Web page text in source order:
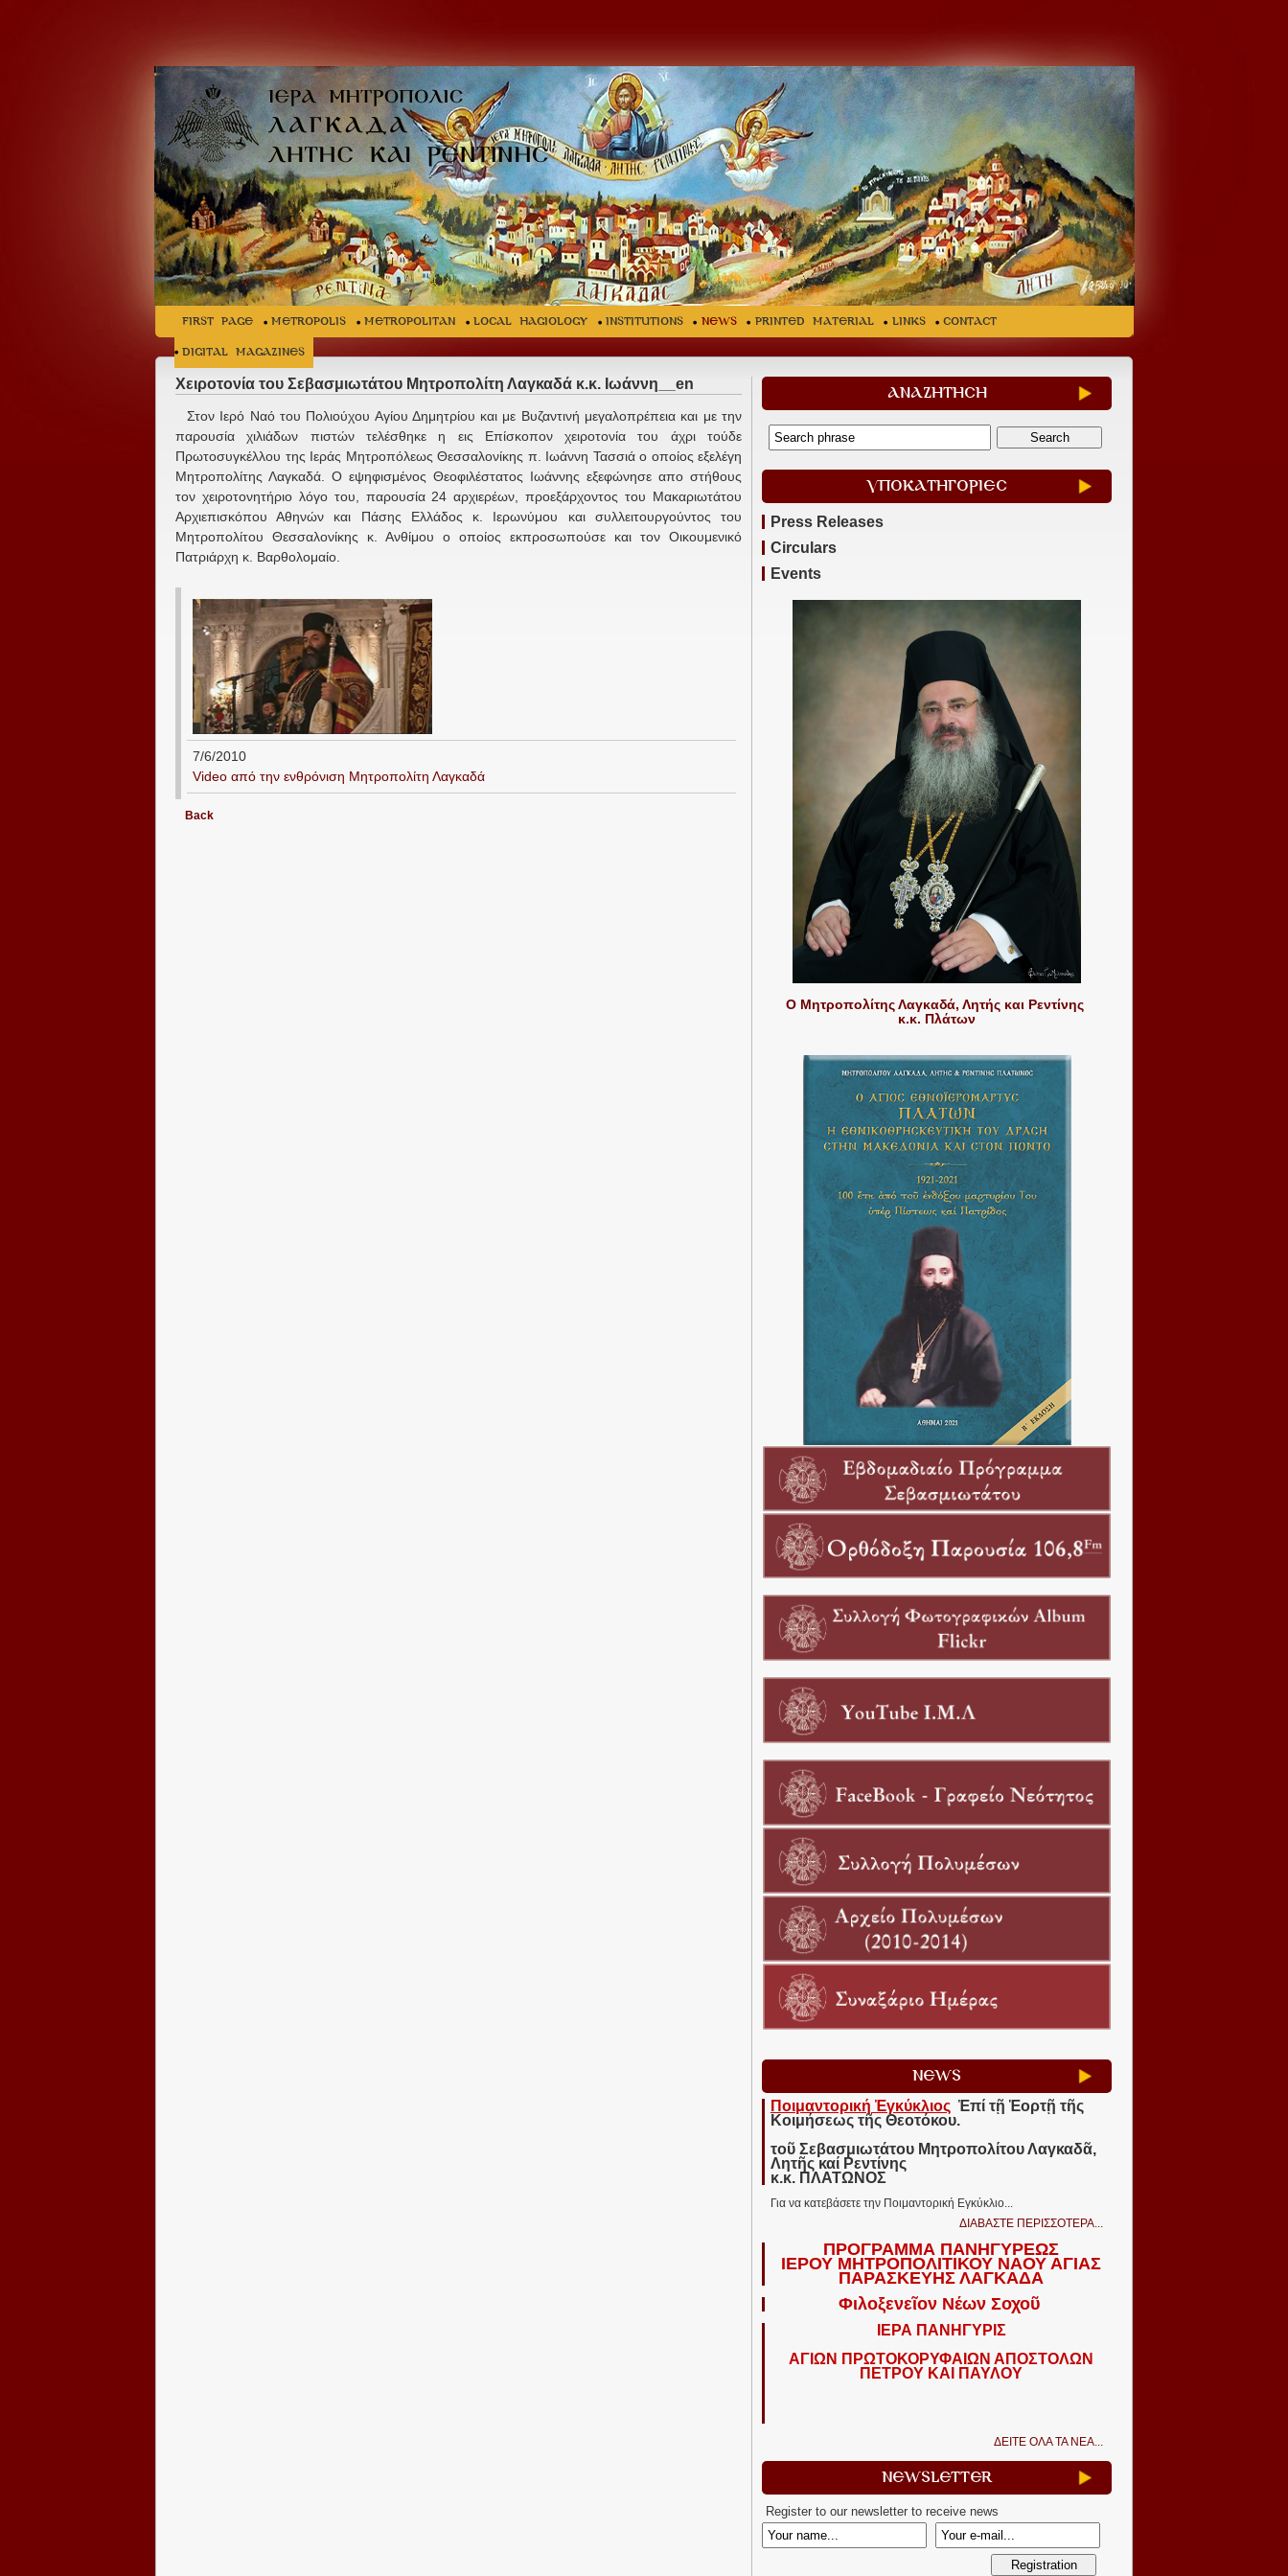
FIRST PAGE METROPOLIS METROPOLITAN LOCAL HAGIOLOGY INSTITUTIONS NEWS Printed Material LINKS CONTACT
Digital Magazines
Χειροτονία του Σεβασμιωτάτου Μητροπολίτη Λαγκαδά κ.κ. Ιωάννη__en
Στον Ιερό Ναό του Πολιούχου Αγίου Δημητρίου και με Βυζαντινή μεγαλοπρέπεια και με την
παρουσία χιλιάδων πιστών τελέσθηκε η εις Επίσκοπον χειροτονία του άχρι τούδε
Πρωτοσυγκέλλου της Ιεράς Μητροπόλεως Θεσσαλονίκης π. Ιωάννη Τασσιά ο οποίος εξελέγη
Μητροπολίτης Λαγκαδά. Ο εψηφισμένος Θεοφιλέστατος Ιωάννης εξεφώνησε απο στήθους
τον χειροτονητήριο λόγο του, παρουσία 24 αρχιερέων, προεξάρχοντος του Μακαριωτάτου
Αρχιεπισκόπου Αθηνών και Πάσης Ελλάδος κ. Ιερωνύμου και συλλειτουργούντος του
Μητροπολίτου Θεσσαλονίκης κ. Ανθίμου ο οποίος εκπροσωπούσε και τον Οικουμενικό
Πατριάρχη κ. Βαρθολομαίο.
7/6/2010
Video από την ενθρόνιση Μητροπολίτη Λαγκαδά
Back
ΑΝΑΖΗΤΗΣΗ
ΥΠΟΚΑΤΗΓΟΡΙΕΣ
Press Releases
Circulars
Events
Ο Μητροπολίτης Λαγκαδά, Λητής και Ρεντίνης
κ.κ. Πλάτων
NEWS
Ποιμαντορική Ἐγκύκλιος Ἐπί τῇ Ἑορτῇ τῆς
Κοιμήσεως τῆς Θεοτόκου.
τοῦ Σεβασμιωτάτου Μητροπολίτου Λαγκαδᾶ,
Λητῆς καί Ρεντίνης
κ.κ. ΠΛΑΤΩΝΟΣ
Για να κατεβάσετε την Ποιμαντορική Εγκύκλιο...
ΔΙΑΒΑΣΤΕ ΠΕΡΙΣΣΟΤΕΡΑ...
ΠΡΟΓΡΑΜΜΑ ΠΑΝΗΓΥΡΕΩΣ
ΙΕΡΟΥ ΜΗΤΡΟΠΟΛΙΤΙΚΟΥ ΝΑΟΥ ΑΓΙΑΣ
ΠΑΡΑΣΚΕΥΗΣ ΛΑΓΚΑΔΑ
Φιλοξενεῖον Νέων Σοχοῦ
ΙΕΡΑ ΠΑΝΗΓΥΡΙΣ
ΑΓΙΩΝ ΠΡΩΤΟΚΟΡΥΦΑΙΩΝ ΑΠΟΣΤΟΛΩΝ
ΠΕΤΡΟΥ ΚΑΙ ΠΑΥΛΟΥ
ΔΕΙΤΕ ΟΛΑ ΤΑ ΝΕΑ...
Newsletter
Register to our newsletter to receive news